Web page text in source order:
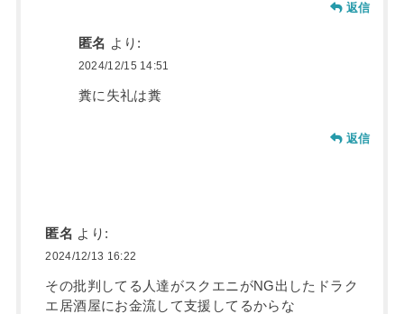
返信
匿名 より:
2024/12/15 14:51
糞に失礼は糞
返信
匿名 より:
2024/12/13 16:22
その批判してる人達がスクエニがNG出したドラク
エ居酒屋にお金流して支援してるからな